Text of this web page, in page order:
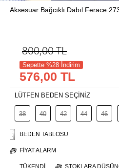
Aksesuar Bağcıklı Dabıl Ferace
800,00TL
Sepette %28 İndirim
576,00 TL
LÜTFEN BEDEN SEÇİNİZ
38 40 42 44 46
BEDEN TABLOSU
FIYAT ALARM
TÜKENDI STOKLARA